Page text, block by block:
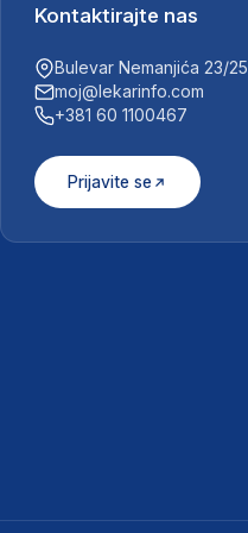
Kontaktirajte nas
Bulevar Nemanjića 23/25
moj@lekarinfo.com
+381 60 1100467
Prijavite se